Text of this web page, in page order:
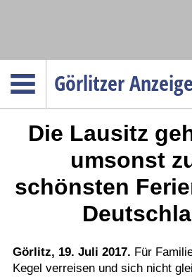
Görlitzer
Menüpunkte
Politik
Gesellschaft
Wirtschaft
Gesundheit
Die Lausitz
umsonst
schönsten
Görlitz, 19. Juli 2017. Für
Kegel verreisen und sich nicht